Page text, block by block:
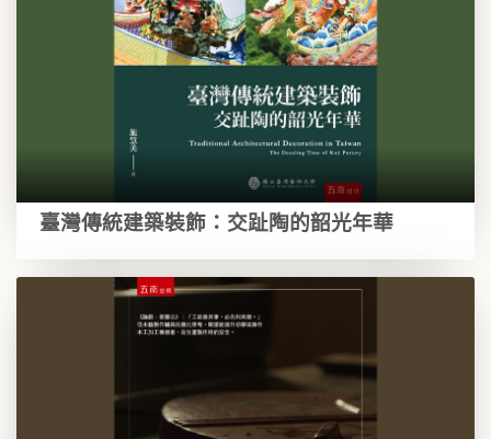
臺灣傳統建築裝飾：交趾陶的韶光年華